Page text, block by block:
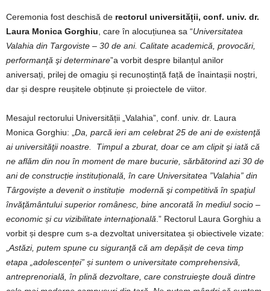
Ceremonia fost deschisă de rectorul universității, conf. univ. dr.
Laura Monica Gorghiu , care în alocuțiunea sa “Universitatea
Valahia din Targoviste – 30 de ani. Calitate academică, provocări,
performanţă şi determinare”a vorbit despre bilanțul anilor
aniversați, prilej de omagiu și recunoștință față de înaintașii noștri,
dar și despre reușitele obținute și proiectele de viitor.
Mesajul rectorului Universității „Valahia”, conf. univ. dr. Laura
Monica Gorghiu: „ Da, parcă ieri am celebrat 25 de ani de existenţă
ai universităţii noastre. Timpul a zburat, doar ce am clipit şi iată că
ne aflăm din nou în moment de mare bucurie, sărbătorind azi 30 de
ani de construcție instituțională, în care Universitatea ”Valahia” din
Târgoviște a devenit o instituție modernă şi competitivă în spaţiul
învăţământului superior românesc, bine ancorată în mediul socio –
economic și cu vizibilitate internaţională .” Rectorul Laura Gorghiu a
vorbit și despre cum s-a dezvoltat universitatea și obiectivele vizate:
Astăzi, putem spune cu siguranţă că am depășit de ceva timp
etapa „adolescenței” și suntem o universitate comprehensivă,
antreprenorială, în plină dezvoltare, care construieşte două dintre